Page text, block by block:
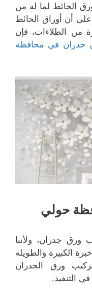
الحائط لما له من
أن أوراق الحائط
من الطلاءات، فإن
جدران في محافظة
حولي
ورق جدران، ولأننا
الكبيرة والطويلة
ورق الجدران
التنفيذ.